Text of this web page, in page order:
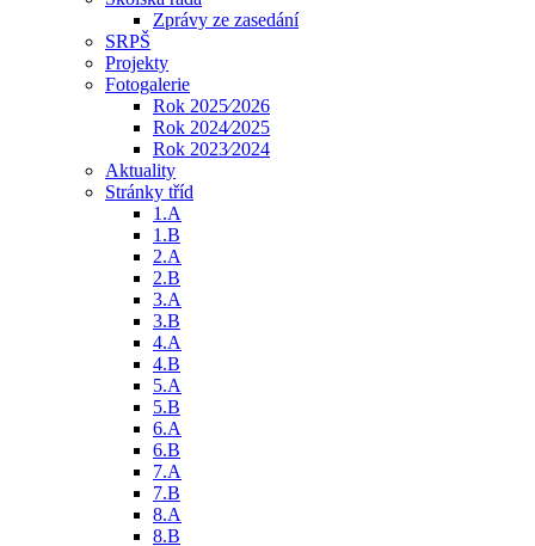
Zprávy ze zasedání
SRPŠ
Projekty
Fotogalerie
Rok 2025⁄2026
Rok 2024⁄2025
Rok 2023⁄2024
Aktuality
Stránky tříd
1.A
1.B
2.A
2.B
3.A
3.B
4.A
4.B
5.A
5.B
6.A
6.B
7.A
7.B
8.A
8.B